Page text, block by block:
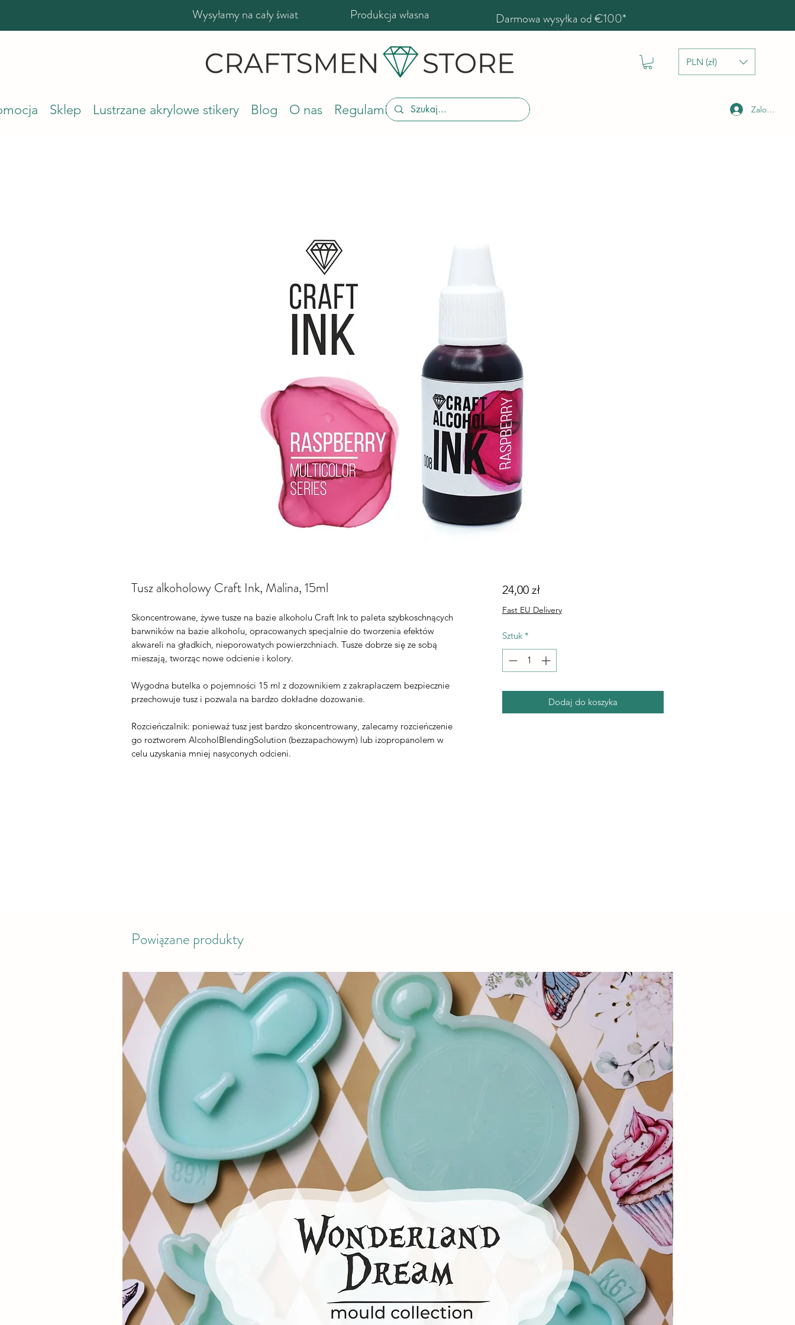
Wysyłamy na cały świat Produkcja własna Darmowa wysyłka od €100*
PLN (zł)
Sklep Lustrzane akrylowe stikery Blog O nas Regulamin sklepu Zaloguj się
Tusz alkoholowy Craft Ink, Malina, 15ml
Skoncentrowane, żywe tusze na bazie alkoholu Craft Ink to paleta szybkoschnących
barwników na bazie alkoholu, opracowanych specjalnie do tworzenia efektów
akwareli na gładkich, nieporowatych powierzchniach. Tusze dobrze się ze sobą
mieszają, tworząc nowe odcienie i kolory.
Wygodna butelka o pojemności 15 ml z dozownikiem z zakraplaczem bezpiecznie
przechowuje tusz i pozwala na bardzo dokładne dozowanie.
Rozcieńczalnik: ponieważ tusz jest bardzo skoncentrowany, zalecamy rozcieńczenie
go roztworem AlcoholBlendingSolution (bezzapachowym) lub izopropanolem w
celu uzyskania mniej nasyconych odcieni.
24,00 złCena
Fast EU Delivery
Sztuk *
Dodaj do koszyka
Powiązane produkty